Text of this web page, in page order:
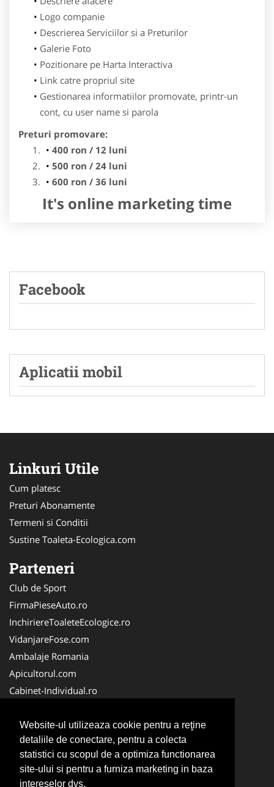
Website-ul utilizeaza cookie pentru a reţine
detaliile de conectare, pentru a colecta
statistici cu scopul de a optimiza functionarea
site-ului si pentru a furniza marketing in baza
intereselor dvs.
Logo companie
Descrierea Serviciilor si a Preturilor
Galerie Foto
Pozitionare pe Harta Interactiva
Link catre propriul site
Gestionarea informatiilor promovate, printr-un
cont, cu user name si parola
Preturi promovare:
400 ron / 12 luni
500 ron / 24 luni
600 ron / 36 luni
It's online marketing time
Facebook
Aplicatii mobil
Linkuri Utile
Cum platesc
Preturi Abonamente
Termeni si Conditii
Sustine Toaleta-Ecologica.com
Parteneri
Club de Sport
FirmaPieseAuto.ro
InchiriereToaleteEcologice.ro
VidanjareFose.com
Ambalaje Romania
Apicultorul.com
Cabinet-Individual.ro
ConstructiiHaleMetalice.ro
FirmaDeratizare.ro
InstructorScoalaAuto.ro
SalonFrizerieCanina.com